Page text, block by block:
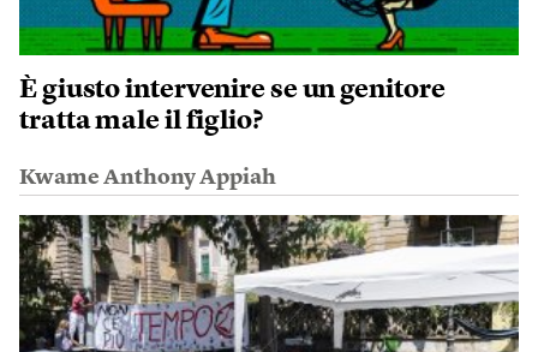
È giusto intervenire se un genitore
tratta male il figlio?
Kwame Anthony Appiah